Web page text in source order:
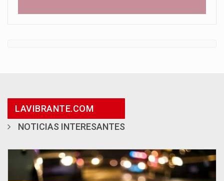
LAVIBRANTE.COM
NOTICIAS INTERESANTES